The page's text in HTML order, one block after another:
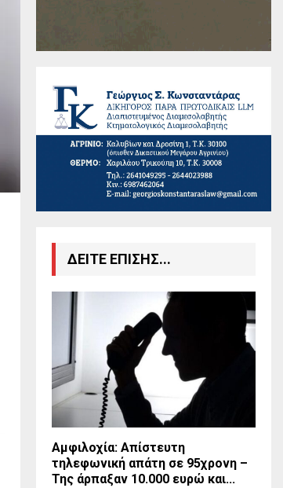
ΔΕΙΤΕ ΕΠΙΣΗΣ...
Αμφιλοχία: Απίστευτη
τηλεφωνική απάτη σε 95χρονη –
Της άρπαξαν 10.000 ευρώ και...